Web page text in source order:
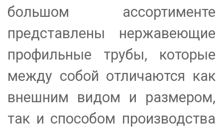
большом ассортименте
представлены нержавеющие
профильные трубы, которые
между собой отличаются как
внешним видом и размером,
так и способом производства